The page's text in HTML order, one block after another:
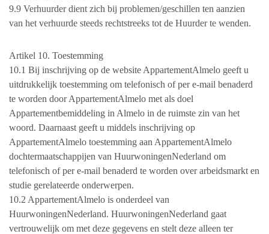
9.9 Verhuurder dient zich bij problemen/geschillen ten aanzien
van het verhuurde steeds rechtstreeks tot de Huurder te wenden.
Artikel 10. Toestemming
10.1 Bij inschrijving op de website AppartementAlmelo geeft u
uitdrukkelijk toestemming om telefonisch of per e-mail benaderd
te worden door AppartementAlmelo met als doel
Appartementbemiddeling in Almelo in de ruimste zin van het
woord. Daarnaast geeft u middels inschrijving op
AppartementAlmelo toestemming aan AppartementAlmelo
dochtermaatschappijen van HuurwoningenNederland om
telefonisch of per e-mail benaderd te worden over arbeidsmarkt en
studie gerelateerde onderwerpen.
10.2 AppartementAlmelo is onderdeel van
HuurwoningenNederland. HuurwoningenNederland gaat
vertrouwelijk om met deze gegevens en stelt deze alleen ter